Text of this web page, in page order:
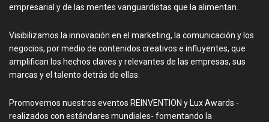
empresarial y de las mentes vanguardistas que la alimentan.
Visibilizamos la innovación en el marketing, la comunicación y los
negocios, por medio de contenidos creativos e influyentes, que
amplifican los hechos claves y relevantes de las empresas, sus
marcas y el talento detrás de ellas.
Promovemos nuestros eventos REINVENTION y Lux Awards -
realizados con estándares mundiales- fomentando la